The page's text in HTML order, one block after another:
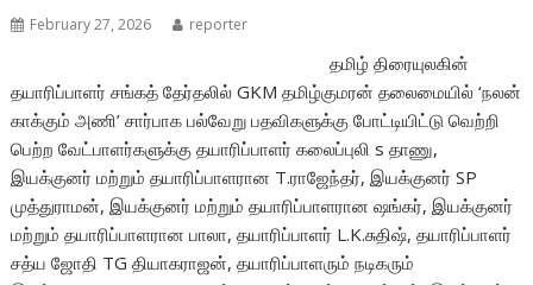
February 27, 2026 reporter
தமிழ் திரையுலகின்
தயாரிப்பாளர் சங்கத் தேர்தலில் GKM தமிழ்குமரன் தலைமையில் ‘நலன்
காக்கும் அணி’ சார்பாக பல்வேறு பதவிகளுக்கு போட்டியிட்டு வெற்றி
பெற்ற வேட்பாளர்களுக்கு தயாரிப்பாளர் கலைப்புலி s தாணு,
இயக்குனர் மற்றும் தயாரிப்பாளரான T.ராஜேந்தர், இயக்குனர் SP
முத்துராமன், இயக்குனர் மற்றும் தயாரிப்பாளரான ஷங்கர், இயக்குனர்
மற்றும் தயாரிப்பாளரான பாலா, தயாரிப்பாளர் L.K.சுதிஷ், தயாரிப்பாளர்
சத்ய ஜோதி TG தியாகராஜன், தயாரிப்பாளரும் நடிகரும்